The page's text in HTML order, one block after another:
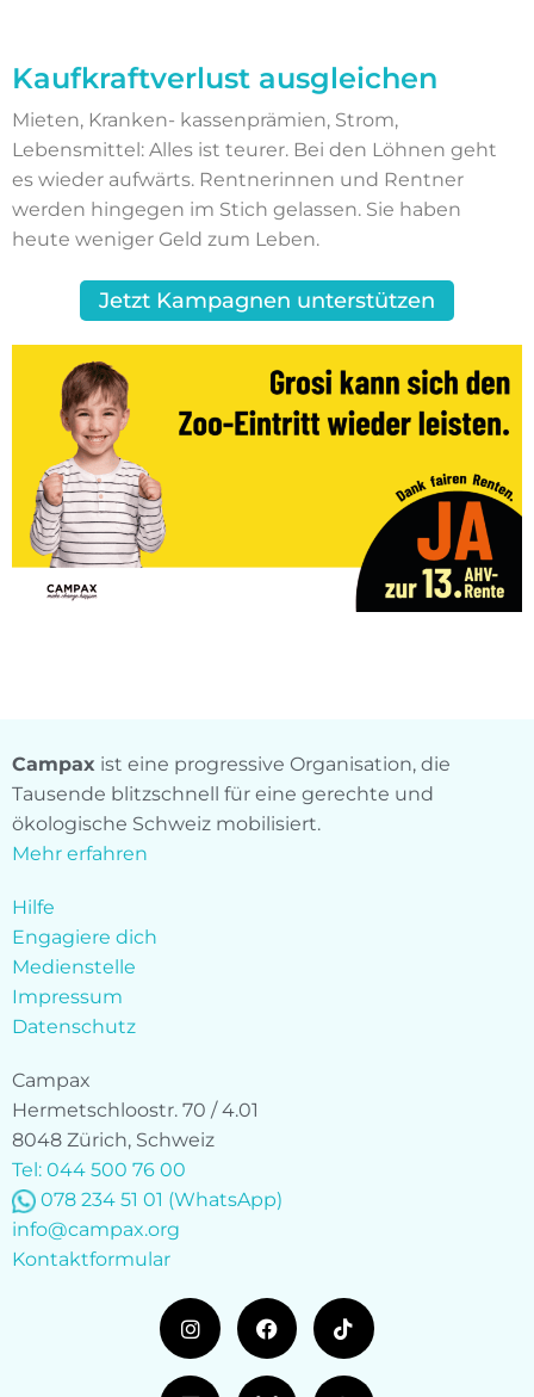
Kaufkraftverlust ausgleichen
Mieten, Kranken- kassenprämien, Strom,
Lebensmittel: Alles ist teurer. Bei den Löhnen geht
es wieder aufwärts. Rentnerinnen und Rentner
werden hingegen im Stich gelassen. Sie haben
heute weniger Geld zum Leben.
Jetzt Kampagnen unterstützen
Campax ist eine progressive Organisation, die
Tausende blitzschnell für eine gerechte und
ökologische Schweiz mobilisiert.
Mehr erfahren
Hilfe
Engagiere dich
Medienstelle
Impressum
Datenschutz
Campax
Hermetschloostr. 70 / 4.01
8048 Zürich, Schweiz
Tel: 044 500 76 00
078 234 51 01 (WhatsApp)
info@campax.org
Kontaktformular